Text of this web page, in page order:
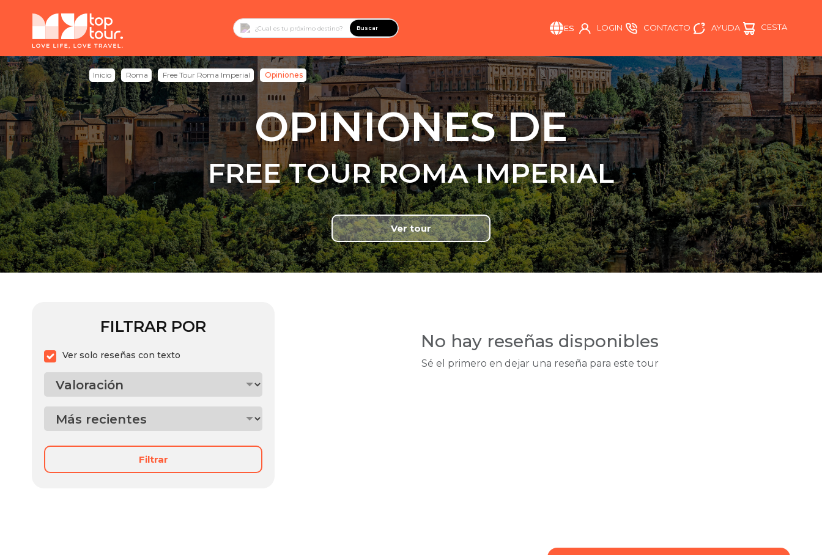
Buscar ES LOGIN CONTACTO AYUDA CESTA
Inicio Roma Free Tour Roma Imperial Opiniones
OPINIONES DE
FREE TOUR ROMA IMPERIAL
Ver tour
FILTRAR POR
Ver solo reseñas con texto
Filtrar
No hay reseñas disponibles
Sé el primero en dejar una reseña para este tour